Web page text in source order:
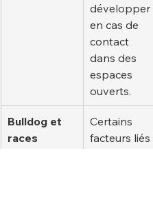
développer
en cas de
contact
dans des
espaces
ouverts.
Bulldog et
races
Certains
facteurs liés